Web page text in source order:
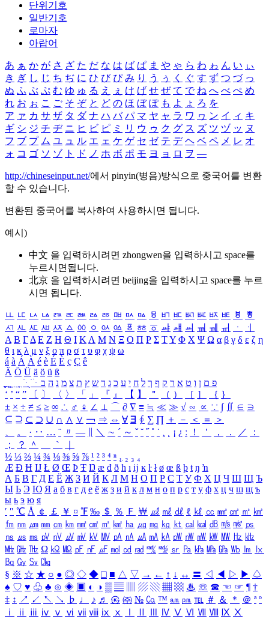
단위기호
일반기호
로마자
아랍어
あ ぁ か が さ ざ た だ な は ば ぱ ま や ゃ ら わ ゎ ん い ぃ
き ぎ し じ ち ぢ に ひ び ぴ み り う ぅ く ぐ す ず つ づ っ
ぬ ふ ぶ ぷ む ゆ ゅ る え ぇ け げ せ ぜ て で ね へ べ ぺ め
れ お ぉ こ ご そ ぞ と ど の ほ ぼ ぽ も よ ょ ろ を
ア ァ カ サ ザ タ ダ ナ ハ バ パ マ ヤ ャ ラ ワ ヮ ン イ ィ キ
ギ シ ジ チ ヂ ニ ヒ ビ ピ ミ リ ウ ゥ ク グ ス ズ ツ ヅ ッ ヌ
フ ブ プ ム ユ ュ ル エ ェ ケ ゲ セ ゼ テ デ ヘ ベ ペ メ レ オ
ォ コ ゴ ソ ゾ ト ド ノ ホ ボ ポ モ ヨ ョ ロ ヲ ―
http://chineseinput.net/에서 pinyin(병음)방식으로 중국어를 변환
할 수 있습니다.
변환된 중국어를 복사하여 사용하시면 됩니다.
예시)
中文 을 입력하시려면 zhongwen을 입력하시고 space를
누르시면됩니다.
北京 을 입력하시려면 beijing을 입력하시고 space를 누르
시면 됩니다.
ㅥ ㅦ ㅧ ㅨ ㅩ ㅪ ㅫ ㅬ ㅭ ㅮ ㅯ ㅰ ㅱ ㅲ ㅳ ㅴ ㅵ ㅶ ㅷ ㅸ
ㅹ
ㅺ ㅻ ㅼ ㅽ ㅾ ㅿ ㆀ ㆁ ㆂ ㆃ ㆄ ㆅ ㆆ ㆇ ㆈ ㆉ ㆊ ㆋ ㆌ ㆍ
ㆎ
Α Β ΓΔ Ε Ζ Η Θ Ι ΚΛ Μ Ν Ξ Ο Π Ρ Σ ΤΥ Φ Χ Ψ Ω α β γ δ ε ζ η
θ ι κ λ μ ν ξ ο π ρ σ τ υ φ χ ψ ω
á à Á À é è É È ç Ç ê
Ä Ö Ü ä ö ü ß
ִֶֹ ֻּ ׁׂ פ ם ן ו ט א ר ק ף ך ל ח י ע כ ג ד ש ץ ת צ מ נ ה ב
‘ ’ “ ” 〔 〕 〈 〉 「 」 『 』 【 】 ＂ （ ） ［ ］ ｛ ｝
± × ÷ ≠ ≤ ≥ ∞ ∴ ♂ ♀ ∠ ⊥ ⌒ ∂ ∇ ≡ ≒ ≪ ≫ √ ∽ ∝ ∵ ∫ ∬ ∈ ∋
⊆ ⊇ ⊂ ⊃ ∪ ∩ ∧ ∨ ￢ ⇒ ⇔ ∀ ∃ ∮ ∑ ∏ ＋ － ＜ ＝
＞
、
。 · ‥ … ¨ 〃 ― ＼ ∼ ´ ～ ˇ ˘ ˝ ˚ ˙ ¸ ¡ ¿ ː ！ ＇ ， ． ／
：
；
？ ＾ ｀
½ ⅓ ⅔ ¼ ¾ ⅛ ⅜ ⅝ ⅞ ¹ ² ³ ⁴ ⁿ ₁ ₂ ₃ ₄
Æ Ð Ħ Ĳ Ł Ø Œ Þ Ŧ Ŋ æ đ ð ħ ı ĳ ĸ ŀ ł ø œ ß þ ŧ ŋ ŉ
А Б В Г Д Е Ё Ж З И Й К Л М Н О П Р С Т У Ф Х Ц Ч Ш Щ Ъ
Ы Ь Э Ю Я а б в г д е ё ж з и й к л м н о п р с т у ф х ц ч ш щ ъ
ы ь э ю я
′ ″ ℃ Å ￠ ￡ ￥ ¤ ℉ ‰ ＄ ％ Ｆ ￦ ㎕ ㎖ ㎗ ℓ ㎘ ㏄ ㎣ ㎤ ㎥ ㎦
㎙ ㎚ ㎛ ㎜ ㎝ ㎞ ㎟ ㎠ ㎡ ㎢ ㏊ ㎍ ㎎ ㎏ ㏏ ㎈ ㎉ ㏈ ㎧ ㎨ ㎰
㎱ ㎲ ㎳ ㎴ ㎵ ㎶ ㎷ ㎸ ㎹ ㎀ ㎁ ㎂ ㎃ ㎄ ㎺ ㎻ ㎽ ㎾ ㎿ ㎐ ㎑
㎒ ㎓ ㎔ Ω ㏀ ㏁ ㎊ ㎋ ㎌ ㏖ ㏅ ㎭ ㎮ ㎯ ㏛ ㎩ ㎪ ㎫ ㎬ ㏝ ㏐
㏓
㏃ ㏉ ㏜ ㏆
§ ※ ☆ ★ ○ ● ◎ ◇ ◆ □ ■ △ ▽ → ← ↑ ↓ ↔ 〓 ◁ ◀ ▷ ▶ ♤
♠ ♡ ♥ ♧ ♣ ⊙ ◈ ▣ ◐ ◑ ▒ ▤ ▨ ▧ ▦ ▩ ♨ ☏ ☎ ☜ ☞ ¶ †
‡ ↕ ↗ ↙ ↖ ↘ ♭ ♩ ♪ ♬ ㉿ ㈜ № ㏇ ™ ㏂ ㏘ ℡ ＃ ＆ ＊ ＠ ª º
ⅰ
ⅱ ⅲ ⅳ ⅴ ⅵ ⅶ ⅷ ⅸ ⅹ Ⅳ Ⅴ Ⅵ Ⅶ Ⅷ Ⅸ Ⅹ